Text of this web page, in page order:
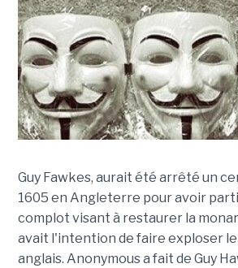
Guy Fawkes, aurait été arrêté un
1605 en Angleterre pour avoir
complot visant à restaurer la
avait l'intention de faire exploser
anglais. Anonymous a fait de Guy